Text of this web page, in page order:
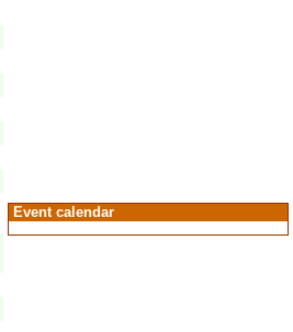
Event calendar